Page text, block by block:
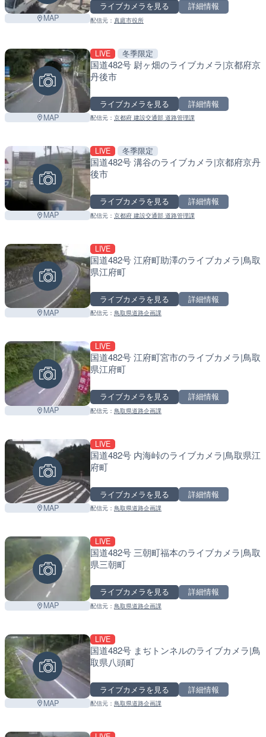
MAP
ライブカメラを見る 詳細情報
配信元： 真庭市役所
MAP
LIVE 冬季限定
国道482号 尉ヶ畑のライブカメラ|京都府京
丹後市
ライブカメラを見る 詳細情報
配信元： 京都府 建設交通部 道路管理課
MAP
LIVE 冬季限定
国道482号 溝谷のライブカメラ|京都府京丹
後市
ライブカメラを見る 詳細情報
配信元： 京都府 建設交通部 道路管理課
MAP
LIVE
国道482号 江府町助澤のライブカメラ|鳥取
県江府町
ライブカメラを見る 詳細情報
配信元： 鳥取県道路企画課
MAP
LIVE
国道482号 江府町宮市のライブカメラ|鳥取
県江府町
ライブカメラを見る 詳細情報
配信元： 鳥取県道路企画課
MAP
LIVE
国道482号 内海峠のライブカメラ|鳥取県江
府町
ライブカメラを見る 詳細情報
配信元： 鳥取県道路企画課
MAP
LIVE
国道482号 三朝町福本のライブカメラ|鳥取
県三朝町
ライブカメラを見る 詳細情報
配信元： 鳥取県道路企画課
MAP
LIVE
国道482号 まぢトンネルのライブカメラ|鳥
取県八頭町
ライブカメラを見る 詳細情報
配信元： 鳥取県道路企画課